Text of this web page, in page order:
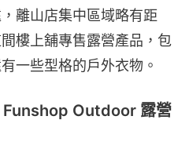
離山店集中區域略有距
樓上舖專售露營產品，包
一些型格的戶外衣物。
Funshop Outdoor 露營